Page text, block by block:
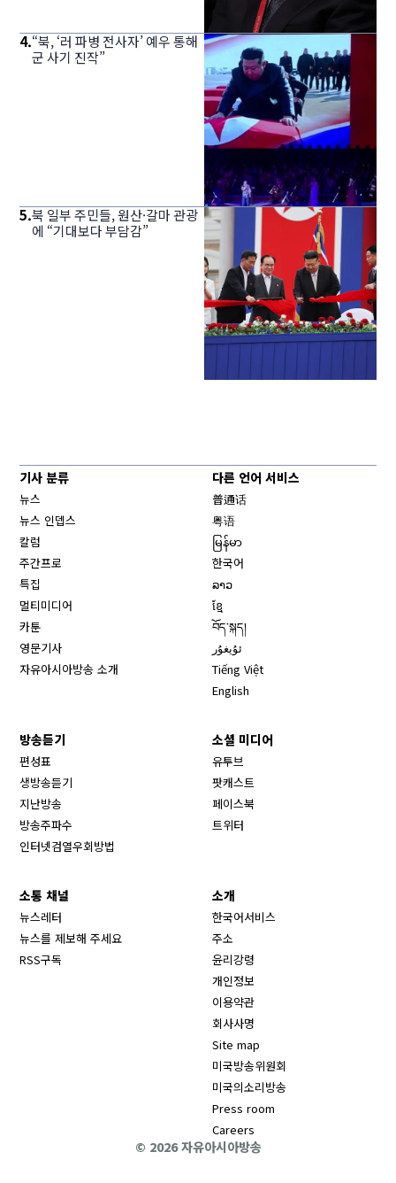
4.“북, ‘러 파병 전사자’ 예우 통해
군 사기 진작”
5.북 일부 주민들, 원산·갈마 관광
에 “기대보다 부담감”
기사 분류
뉴스
뉴스 인뎁스
칼럼
주간프로
특집
멀티미디어
카툰
영문기사
자유아시아방송 소개
다른 언어 서비스
普通话
粤语
မြန်မာ
한국어
ລາວ
ខ្មែ
བོད་སྐད།
ئۇيغۇر
Tiếng Việt
English
방송듣기
편성표
생방송듣기
지난방송
방송주파수
인터넷검열우회방법
소셜 미디어
유투브
팟캐스트
페이스북
트위터
소통 채널
뉴스레터
뉴스를 제보해 주세요
RSS구독
소개
한국어서비스
주소
윤리강령
개인정보
이용약관
회사사명
Site map
미국방송위원회
미국의소리방송
Press room
Careers
© 2026 자유아시아방송